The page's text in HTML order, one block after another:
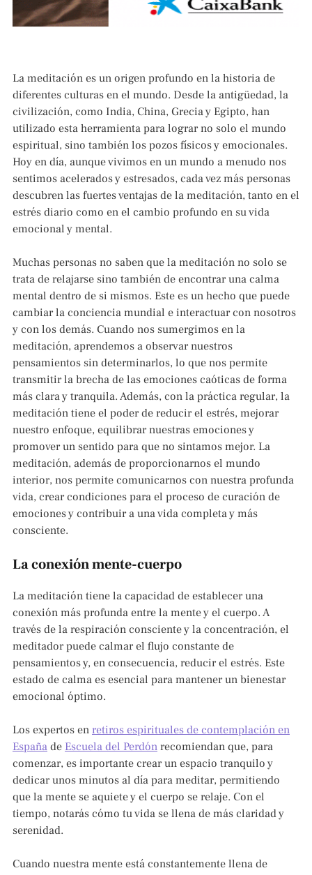
La meditación es un origen profundo en la historia de
diferentes culturas en el mundo. Desde la antigüedad, la
civilización, como India, China, Grecia y Egipto, han
utilizado esta herramienta para lograr no solo el mundo
espiritual, sino también los pozos físicos y emocionales.
Hoy en día, aunque vivimos en un mundo a menudo nos
sentimos acelerados y estresados, cada vez más personas
descubren las fuertes ventajas de la meditación, tanto en el
estrés diario como en el cambio profundo en su vida
emocional y mental.
Muchas personas no saben que la meditación no solo se
trata de relajarse sino también de encontrar una calma
mental dentro de si mismos. Este es un hecho que puede
cambiar la conciencia mundial e interactuar con nosotros
y con los demás. Cuando nos sumergimos en la
meditación, aprendemos a observar nuestros
pensamientos sin determinarlos, lo que nos permite
transmitir la brecha de las emociones caóticas de forma
más clara y tranquila. Además, con la práctica regular, la
meditación tiene el poder de reducir el estrés, mejorar
nuestro enfoque, equilibrar nuestras emociones y
promover un sentido para que no sintamos mejor. La
meditación, además de proporcionarnos el mundo
interior, nos permite comunicarnos con nuestra profunda
vida, crear condiciones para el proceso de curación de
emociones y contribuir a una vida completa y más
consciente.
La conexión mente-cuerpo
La meditación tiene la capacidad de establecer una
conexión más profunda entre la mente y el cuerpo. A
través de la respiración consciente y la concentración, el
meditador puede calmar el flujo constante de
pensamientos y, en consecuencia, reducir el estrés. Este
estado de calma es esencial para mantener un bienestar
emocional óptimo.
Los expertos en retiros espirituales de contemplación en
España de Escuela del Perdón recomiendan que, para
comenzar, es importante crear un espacio tranquilo y
dedicar unos minutos al día para meditar, permitiendo
que la mente se aquiete y el cuerpo se relaje. Con el
tiempo, notarás cómo tu vida se llena de más claridad y
serenidad.
Cuando nuestra mente está constantemente llena de